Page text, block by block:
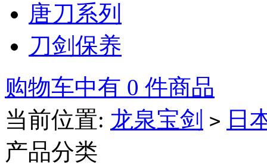
唐刀系列
刀剑保养
购物车中有 0 件商品
当前位置: 龙泉宝剑 > 日
产品分类